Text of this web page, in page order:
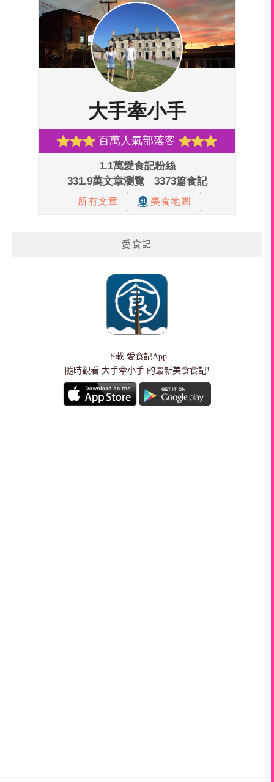
愛食記
下載 愛食記App
隨時觀看 大手牽小手 的最新美食食記!